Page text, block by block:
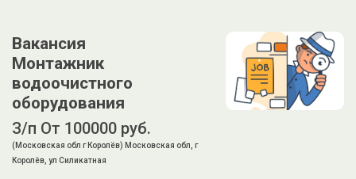
Вакансия
Монтажник
водоочистного
оборудования
З/п От 100000 руб.
(Московская обл г Королёв) Московская обл, г
Королёв, ул Силикатная